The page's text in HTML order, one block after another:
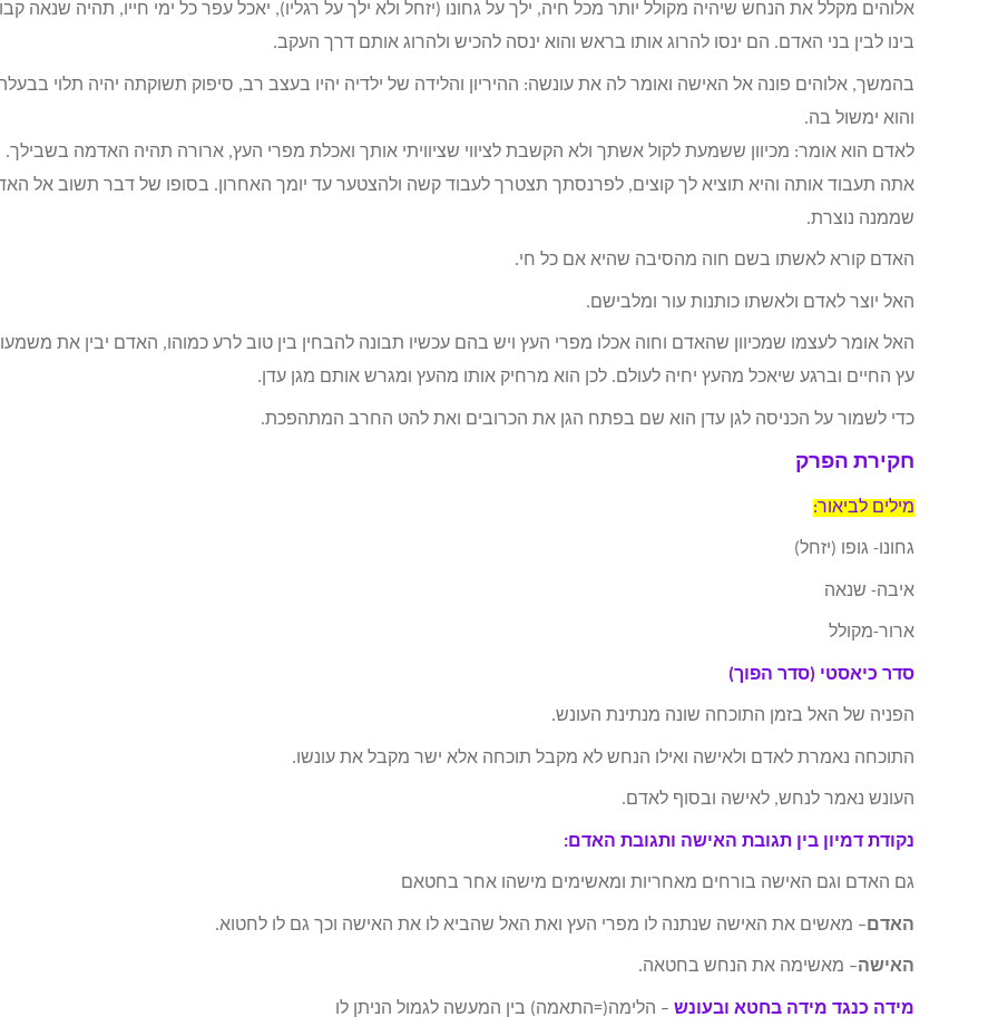
אלוהים מקלל את הנחש שיהיה מקולל יותר מכל חיה, ילך על גחונו (יזחל ולא ילך על רגליו), יאכל עפר כל ימי חייו, תהיה שנאה
בינו לבין בני האדם. הם ינסו להרוג אותו בראש והוא ינסה להכיש ולהרוג אותם דרך העקב.
בהמשך, אלוהים פונה אל האישה ואומר לה את עונשה: ההיריון והלידה של ילדיה יהיו בעצב רב, סיפוק תשוקתה יהיה תלוי
והוא ימשול בה.
לאדם הוא אומר: מכיוון ששמעת לקול אשתך ולא הקשבת לציווי שציוויתי אותך ואכלת מפרי העץ, ארורה תהיה האדמה בשבילך.
אתה תעבוד אותה והיא תוציא לך קוצים, לפרנסתך תצטרך לעבוד קשה ולהצטער עד יומך האחרון. בסופו של דבר תשוב אל
שממנה נוצרת.
האדם קורא לאשתו בשם חוה מהסיבה שהיא אם כל חי.
האל יוצר לאדם ולאשתו כותנות עור ומלבישם.
האל אומר לעצמו שמכיוון שהאדם וחוה אכלו מפרי העץ ויש בהם עכשיו תבונה להבחין בין טוב לרע כמוהו, האדם יבין את
עץ החיים וברגע שיאכל מהעץ יחיה לעולם. לכן הוא מרחיק אותו מהעץ ומגרש אותם מגן עדן.
כדי לשמור על הכניסה לגן עדן הוא שם בפתח הגן את הכרובים ואת להט החרב המתהפכת.
חקירת הפרק
מילים לביאור:
גחונו- גופו (יזחל)
איבה- שנאה
ארור-מקולל
סדר כיאסטי (סדר הפוך)
הפניה של האל בזמן התוכחה שונה מנתינת העונש.
התוכחה נאמרת לאדם ולאישה ואילו הנחש לא מקבל תוכחה אלא ישר מקבל את עונשו.
העונש נאמר לנחש, לאישה ובסוף לאדם.
נקודת דמיון בין תגובת האישה ותגובת האדם:
גם האדם וגם האישה בורחים מאחריות ומאשימים מישהו אחר בחטאם
האדם– מאשים את האישה שנתנה לו מפרי העץ ואת האל שהביא לו את האישה וכך גם לו לחטוא.
האישה– מאשימה את הנחש בחטאה.
מידה כנגד מידה בחטא ובעונש – הלימה(=התאמה) בין המעשה לגמול הניתן לו